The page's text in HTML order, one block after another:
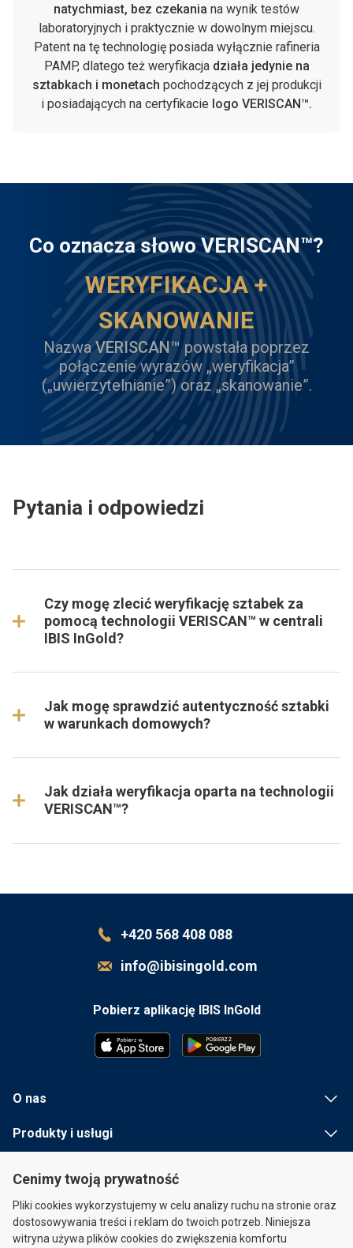
Cenimy twoją prywatność
Pliki cookies wykorzystujemy w celu analizy ruchu na stronie oraz
dostosowywania treści i reklam do twoich potrzeb. Niniejsza
witryna używa plików cookies do zwiększenia komfortu
natychmiast, bez czekania na wynik testów
laboratoryjnych i praktycznie w dowolnym miejscu.
Patent na tę technologię posiada wyłącznie rafineria
PAMP, dlatego też weryfikacja działa jedynie na
sztabkach i monetach pochodzących z jej produkcji
i posiadających na certyfikacie logo VERISCAN™.
Co oznacza słowo VERISCAN™?
WERYFIKACJA +
SKANOWANIE
NazwaVERISCAN™powstała poprzez
połączenie wyrazów „weryfikacja”
(„uwierzytelnianie”) oraz „skanowanie”.
Pytania i odpowiedzi
Czy mogę zlecić weryfikację sztabek za
pomocą technologii VERISCAN™ w centrali
IBIS InGold?
Jak mogę sprawdzić autentyczność sztabki
w warunkach domowych?
Jak działa weryfikacja oparta na technologii
VERISCAN™?
+420 568 408 088
info@ibisingold.com
Pobierz aplikację IBIS InGold
O nas
Produkty i usługi
Szybkie linki